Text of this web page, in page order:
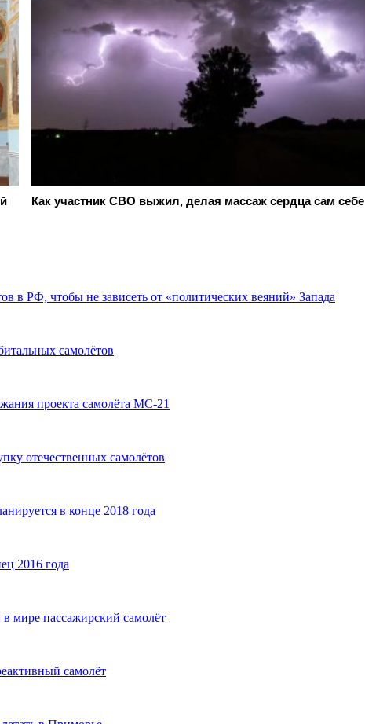
Как участник СВО выжил, делая массаж сердца сам себе
в РФ, чтобы не зависеть от «политических веяний» Запада
самолётов
проекта самолёта МС-21
отечественных самолётов
в конце 2018 года
2016 года
мире пассажирский самолёт
самолёт